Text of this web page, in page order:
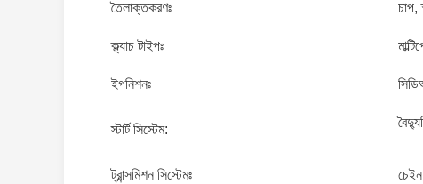
তৈলাক্তকরণঃ চাপ,
ক্ল্যাচ টাইপঃ
ইগনিশনঃ
স্টার্ট সিস্টেম:
ট্রান্সমিশন সিস্টেমঃ